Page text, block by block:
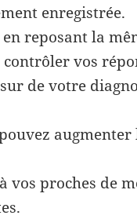
enregistrée.
en reposant la
vos
de votre
vos proches de